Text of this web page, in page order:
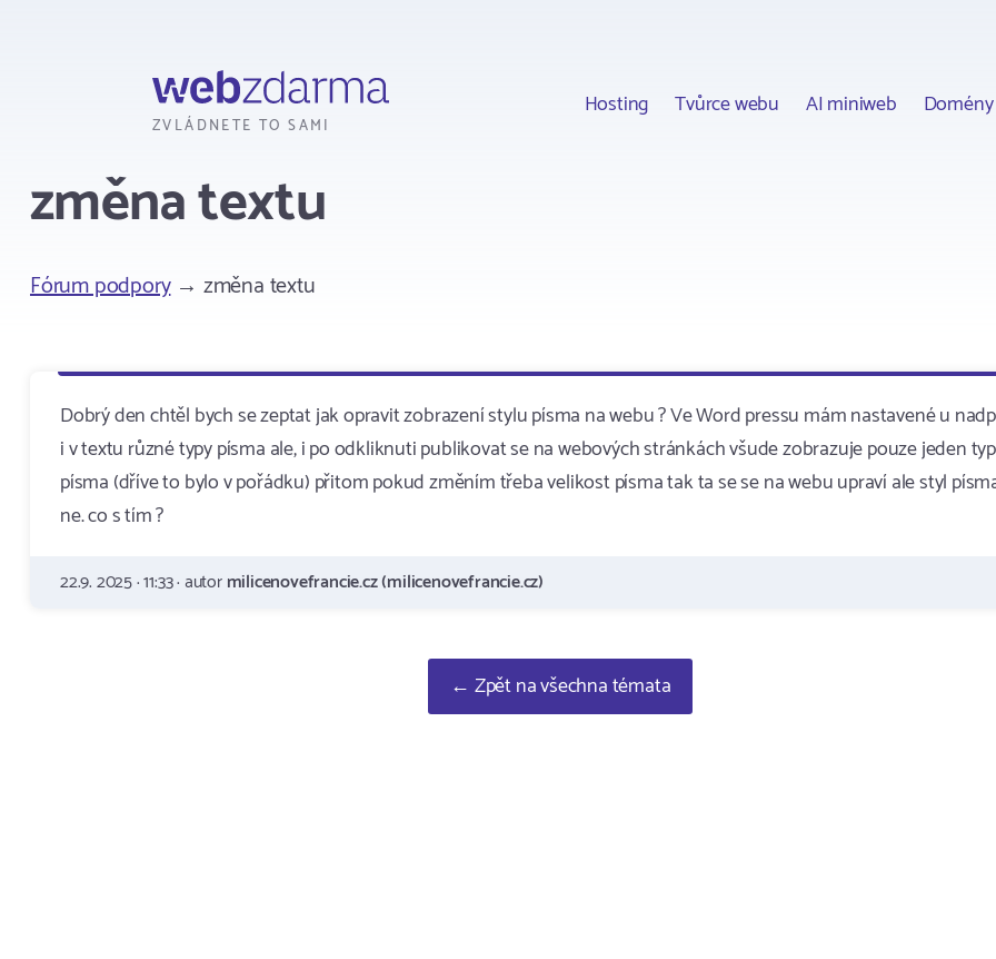
ZVLÁDNETE TO SAMI
Hosting Tvůrce webu AI miniweb Domény
změna textu
Fórum podpory→ změna textu
Dobrý den chtěl bych se zeptat jak opravit zobrazení stylu písma na webu ? Ve Word pressu mám nastavené u
i v textu různé typy písma ale, i po odkliknuti publikovat se na webových stránkách všude zobrazuje pouze jeden typ
písma (dříve to bylo v pořádku) přitom pokud změním třeba velikost písma tak ta se se na webu upraví ale styl
ne. co s tím ?
22.9. 2025 · 11:33 · autormilicenovefrancie.cz (milicenovefrancie.cz)
← Zpět na všechna témata